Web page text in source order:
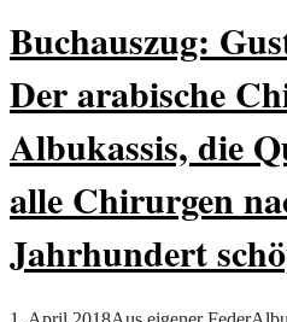
Buchauszug:
Der arabische
Albukassis, die
alle Chirurgen
Jahrhundert